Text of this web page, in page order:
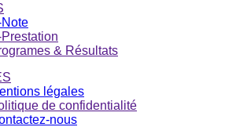
Note
Prestation
& Résultats
légales
de confidentialité
nous